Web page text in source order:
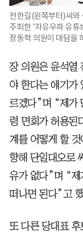
전한길(왼쪽부터)씨와
주최한 '자유우파 유튜
장동혁 의원이 대담을
장 의원은 윤석열
야 한다는 얘기가
르겠다”며 “제가
령 면회가 허용된
계를 어떻게 할
향해 단일대오로
유가 없다”며 “제
떠나면 된다”고
또 다른 당대표